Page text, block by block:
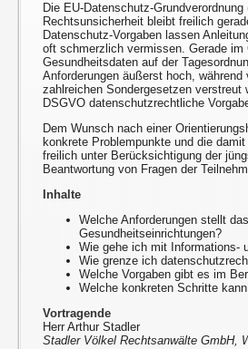
Die EU-Datenschutz-
Rechtsunsicherheit bleibt freilich
Datenschutz-Vorgaben lassen
oft schmerzlich vermissen. Gerade
Gesundheitsdaten auf der
Anforderungen äußerst hoch,
zahlreichen Sondergesetzen
DSGVO datenschutzrechtliche
Dem Wunsch nach einer
konkrete Problempunkte und die
freilich unter Berücksichtigung der
Beantwortung von Fragen der
Inhalte
Welche Anforderungen stellt
Gesundheitseinrichtungen?
Wie gehe ich mit Informations-
Wie grenze ich
Welche Vorgaben gibt es im
Welche konkreten Schritte
Vortragende
Herr Arthur Stadler
Stadler Völkel Rechtsanwälte GmbH,